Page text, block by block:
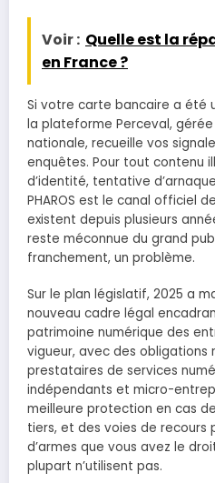
Voir : Quelle est la
en France ?
Si votre carte bancaire a été
la plateforme Perceval,
nationale, recueille vos
enquêtes. Pour tout contenu
d’identité, tentative
PHAROS est le canal officiel
existent depuis plusieurs
reste méconnue du grand
franchement, un problème.
Sur le plan législatif, 2025 a
nouveau cadre légal
patrimoine numérique des
vigueur, avec des obligations
prestataires de services
indépendants et micro-
meilleure protection en cas
tiers, et des voies de recours
d’armes que vous avez le
plupart n’utilisent pas.